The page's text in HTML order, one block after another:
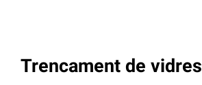
Trencament de vidres